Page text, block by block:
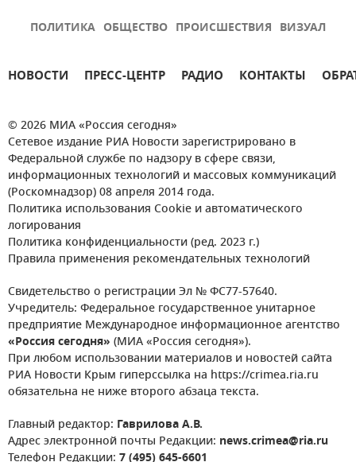
ПОЛИТИКА ОБЩЕСТВО ПРОИСШЕСТВИЯ ВИЗУАЛ
НОВОСТИ ПРЕСС-ЦЕНТР РАДИО КОНТАКТЫ
© 2026 МИА «Россия сегодня»
Сетевое издание РИА Новости зарегистрировано в
Федеральной службе по надзору в сфере связи,
информационных технологий и массовых коммуникаций
(Роскомнадзор) 08 апреля 2014 года.
Политика использования Cookie и автоматического
логирования
Политика конфиденциальности (ред. 2023 г.)
Правила применения рекомендательных технологий
Свидетельство о регистрации Эл № ФС77-57640.
Учредитель: Федеральное государственное унитарное
предприятие Международное информационное агентство
«Россия сегодня» (МИА «Россия сегодня»).
При любом использовании материалов и новостей сайта
РИА Новости Крым гиперссылка на https://crimea.ria.ru
обязательна не ниже второго абзаца текста.
Главный редактор: Гаврилова А.В.
Адрес электронной почты Редакции: news.crimea@ria.ru